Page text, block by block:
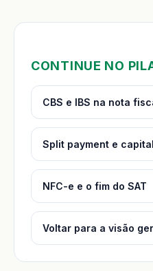
CONTINUE NO
CBS e IBS na nota
Split payment e
NFC-e e o fim do SAT
Voltar para a visão